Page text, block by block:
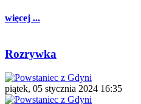
więcej ...
Rozrywka
piątek, 05 stycznia 2024 16:35